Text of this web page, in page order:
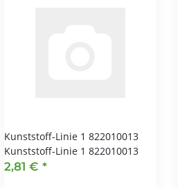
Kunststoff-Linie 1 822010013
Kunststoff-Linie 1 822010013
2,81 € *